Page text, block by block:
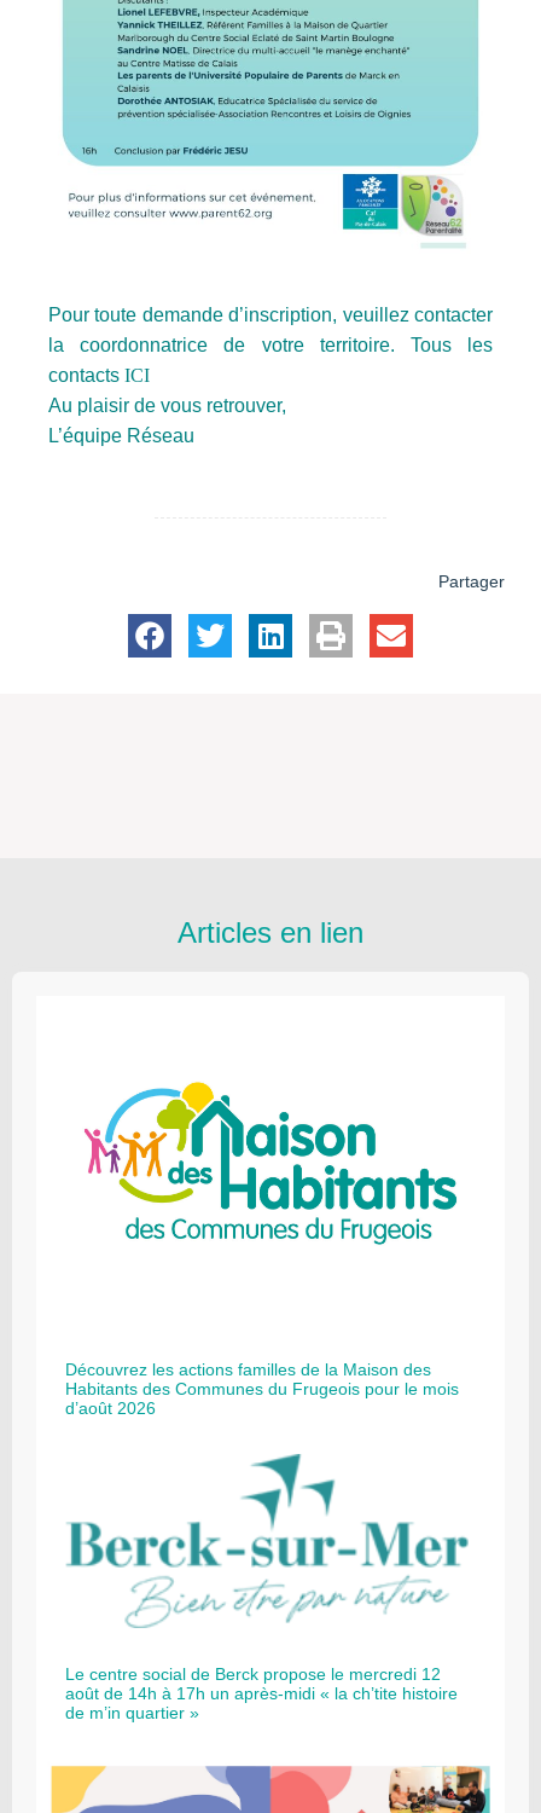
Pour toute demande d’inscription, veuillez contacter
la coordonnatrice de votre territoire. Tous les
contacts ICI
Au plaisir de vous retrouver,
L’équipe Réseau
Partager
Articles en lien
Découvrez les actions familles de la Maison des
Habitants des Communes du Frugeois pour le mois
d’août 2026
Le centre social de Berck propose le mercredi 12
août de 14h à 17h un après-midi « la ch’tite histoire
de m’in quartier »